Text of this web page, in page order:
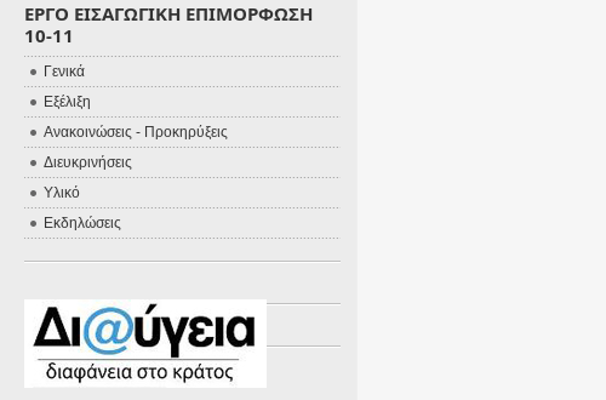
ΕΡΓΟ ΕΙΣΑΓΩΓΙΚΗ ΕΠΙΜΟΡΦΩΣΗ
10-11
Γενικά
Εξέλιξη
Ανακοινώσεις - Προκηρύξεις
Διευκρινήσεις
Υλικό
Εκδηλώσεις